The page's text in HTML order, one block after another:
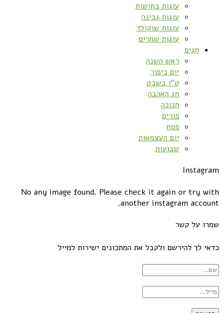
עוגות בחושות
עוגות גבינה
עוגות שוקולד
עוגות שמרים
חגים
ראש השנה
יום כיפור
ט”ו בשבט
חג האהבה
חנוכה
פורים
פסח
יום העצמאות
שבועות
No any image found. Please check it again or try
another instagram
על קשר
לך להירשם ולקבל את המתכונים ישירות למייל